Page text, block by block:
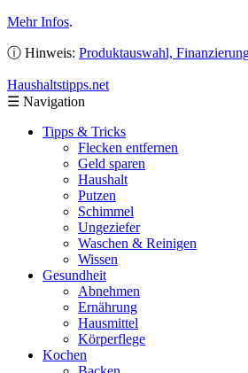
Mehr Infos.
ⓘ Hinweis: Produktauswahl,
Haushaltstipps.net
☰ Navigation
Tipps & Tricks
Flecken entfernen
Geld sparen
Haushalt
Putzen
Schimmel
Ungeziefer
Waschen & Reinigen
Wissen
Gesundheit
Abnehmen
Ernährung
Hausmittel
Körperflege
Kochen